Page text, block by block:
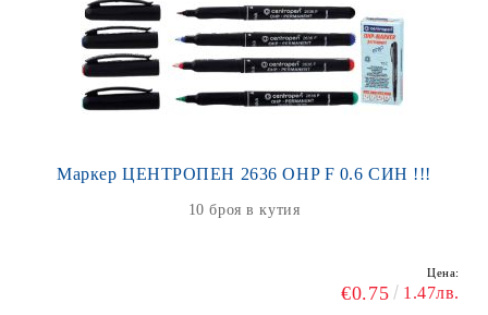
Маркер ЦЕНТРОПЕН 2636 OHP F 0.6 СИН !!!
10 броя в кутия
Цена:
€0.75 1.47лв.